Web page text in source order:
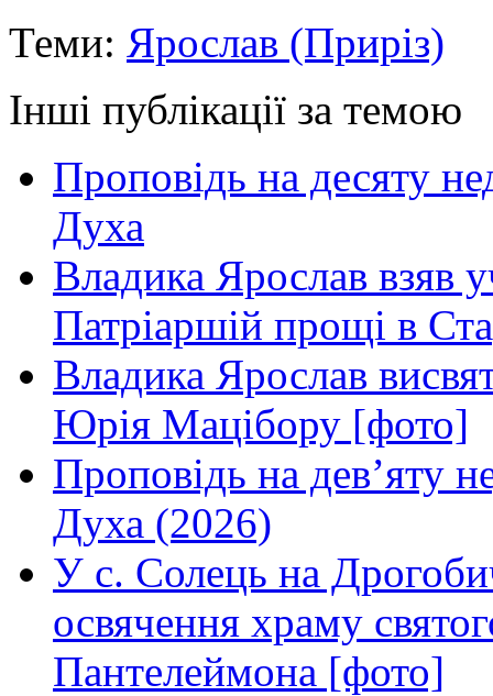
Теми: Ярослав (Приріз)
Інші публікації за темою
Проповідь на десяту
Духа
Владика Ярослав взяв
Патріаршій прощі в
Владика Ярослав
Юрія Мацібору [фото]
Проповідь на дев’яту
Духа (2026)
У с. Солець на
освячення храму
Пантелеймона [фото]